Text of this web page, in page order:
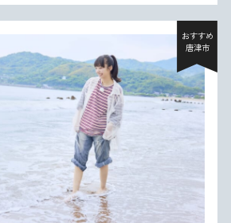
おすすめ
唐津市